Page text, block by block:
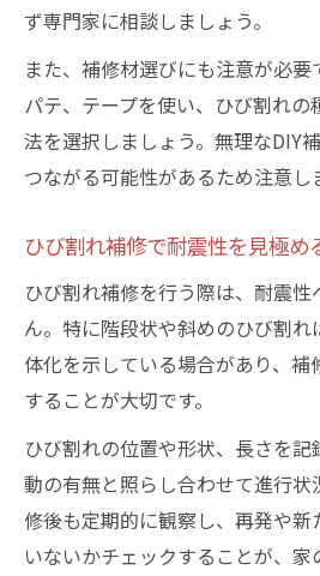
ず専門家に相談しましょう。
また、補修材選びにも注意が必要
パテ、テープを使い、ひび割れの
法を選択しましょう。無理なDIY
つながる可能性があるため注意し
ひび割れ補修で耐震性を見極め
ひび割れ補修を行う際は、耐震
ん。特に階段状や斜めのひび割
体化を示している場合があり、
することが大切です。
ひび割れの位置や形状、長さを
動の有無と照らし合わせて進行状
修後も定期的に観察し、再発や新
いないかチェックすることが、